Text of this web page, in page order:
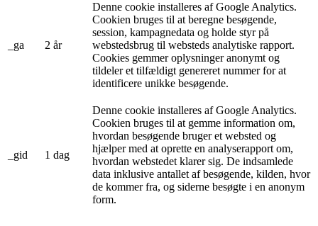
_ga 2 år
Denne cookie installeres af Google Analytics.
Cookien bruges til at beregne besøgende,
session, kampagnedata og holde styr på
webstedsbrug til websteds analytiske rapport.
Cookies gemmer oplysninger anonymt og
tildeler et tilfældigt genereret nummer for at
identificere unikke besøgende.
_gid 1 dag
Denne cookie installeres af Google Analytics.
Cookien bruges til at gemme information om,
hvordan besøgende bruger et websted og
hjælper med at oprette en analyserapport om,
hvordan webstedet klarer sig. De indsamlede
data inklusive antallet af besøgende, kilden, hvor
de kommer fra, og siderne besøgte i en anonym
form.